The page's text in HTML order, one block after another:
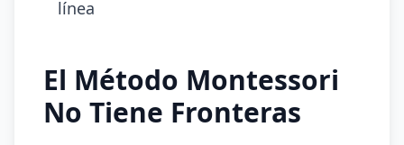
línea
El Método Montessori
No Tiene Fronteras